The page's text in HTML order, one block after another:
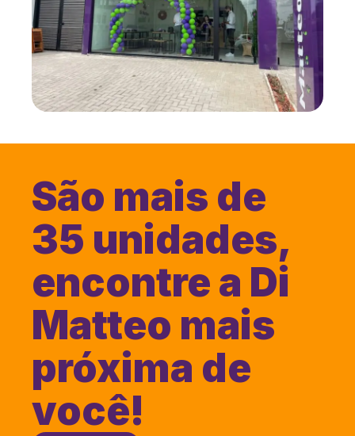
São mais de
35 unidades,
encontre a Di
Matteo mais
próxima de
você!